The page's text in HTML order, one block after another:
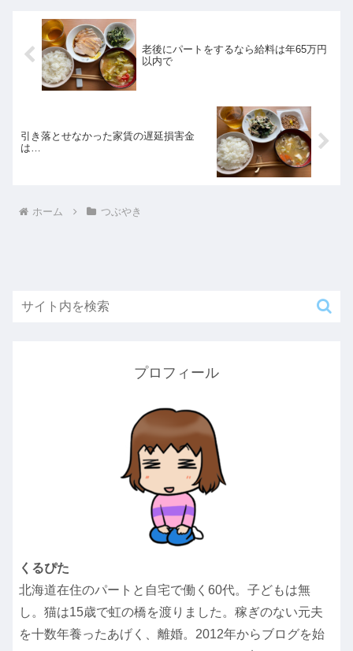
老後にパートをするなら給料は年65万円
以内で
引き落とせなかった家賃の遅延損害金
は…
ホーム つぶやき
プロフィール
くるぴた
北海道在住のパートと自宅で働く60代。子どもは無
し。猫は15歳で虹の橋を渡りました。稼ぎのない元夫
を十数年養ったあげく、離婚。2012年からブログを始